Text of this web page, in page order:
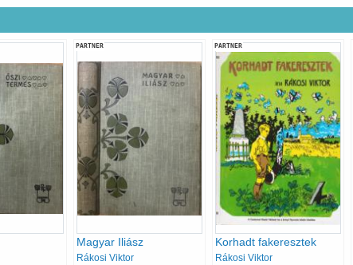
PARTNER
Magyar Iliász
Rákosi Viktor
PARTNER
Korhadt fakeresztek
Rákosi Viktor